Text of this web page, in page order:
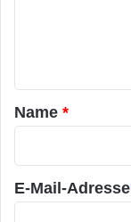
a
r
*
Name *
E-Mail-Adresse